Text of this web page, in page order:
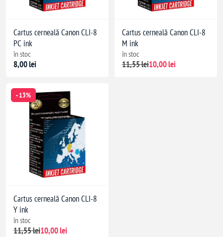
Cartus cerneală Canon CLI-8
PC ink
în stoc
8,00 lei
Cartus cerneală Canon CLI-8
M ink
în stoc
11,55 lei10,00 lei
- 13%
Cartus cerneală Canon CLI-8
Y ink
în stoc
11,55 lei10,00 lei